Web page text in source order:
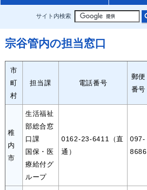
サイト内検索
宗谷管内の担当窓口
市
町
村
担当課 電話番号
郵便
番号
稚
内
市
生活福祉
部総合窓
口課
国保・医
療給付グ
ループ
0162-23-6411（直
通）
097-
8686